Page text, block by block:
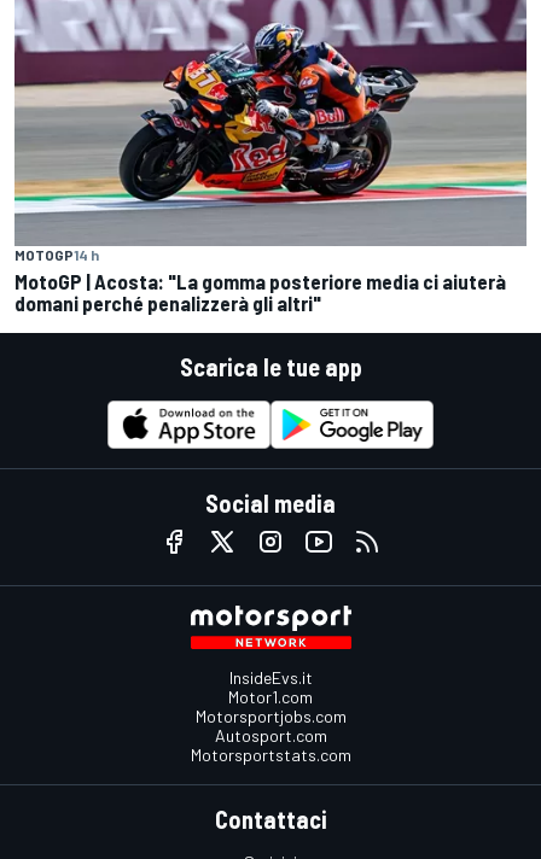
MOTOGP14 h
MotoGP | Acosta: "La gomma posteriore media ci aiuterà
domani perché penalizzerà gli altri"
Scarica le tue app
Social media
InsideEvs.it
Motor1.com
Motorsportjobs.com
Autosport.com
Motorsportstats.com
Contattaci